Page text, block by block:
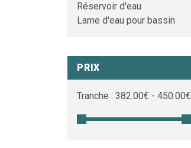
Réservoir d'eau
Lame d'eau pour bassin
PRIX
Tranche : 382.00€ - 450.00€